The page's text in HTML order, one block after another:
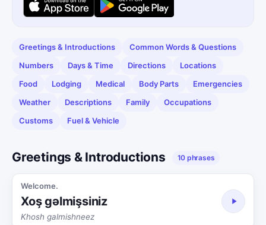
Greetings & Introductions
Common Words & Questions
Numbers
Days & Time Directions
Locations
Food
Lodging Medical Body Parts
Emergencies
Weather
Descriptions Family
Occupations
Customs
Fuel & Vehicle
Greetings & Introductions 10 phrases
Welcome.
Xoş gəlmişsiniz
Khosh galmishneez